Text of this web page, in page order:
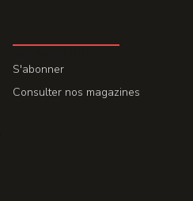
S'abonner
Consulter nos magazines